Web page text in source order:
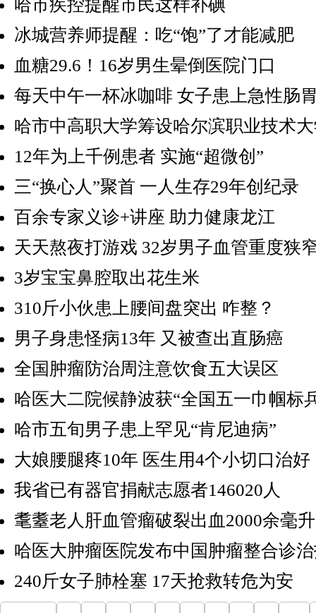
哈市疾控提醒市民这样补碘
冰城营养师提醒：吃“饱”了才能减肥
血糖29.6！16岁男生晕倒医院门口
每天中午一杯冰咖啡 女子患上急性肠
哈市中高职大学筹设哈尔滨职业技术
12年为上千例患者 实施“超微创”
三“换心人”聚首 一人生存29年创纪录
百余专家义诊+讲座 助力健康龙江
天天熬夜打游戏 32岁男子血管重度狭
3岁宝宝鼻腔取出花生米
310斤小伙患上腰间盘突出 咋整？
男子身患怪病13年 又被查出直肠癌
全国肿瘤防治周注意饮食五大误区
哈医大二院候静波获“全国五一巾帼标
哈市五旬男子患上罕见“肯尼迪病”
大娘腰腿疼10年 医生用4个小切口治好
我省已有器官捐献志愿者146020人
耄耋老人肝血管瘤破裂出血2000余毫升
哈医大肿瘤医院发布中国肿瘤整合诊
240斤女子肺栓塞 17天抢救转危为安